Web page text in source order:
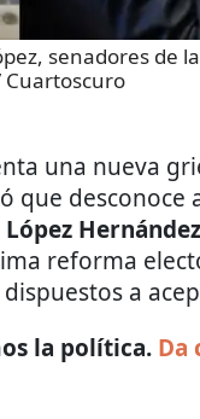
senadores de
Cuartoscuro
una nueva
que desconoce
Hernández
reforma
a
la política. Da